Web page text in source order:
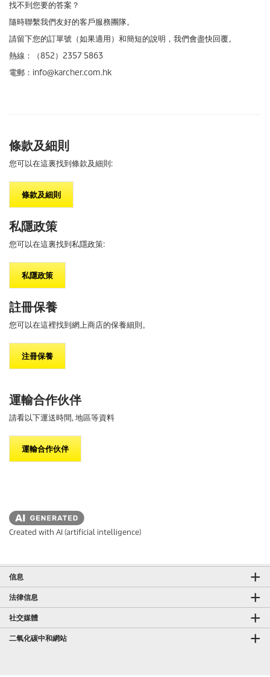
找不到您要的答案？
隨時聯繫我們友好的客戶服務團隊。
請留下您的訂單號（如果適用）和簡短的說明，我們會盡快回覆。
熱線：（852）2357 5863
電郵：info@karcher.com.hk
條款及細則
您可以在這裏找到條款及細則:
條款及細則
私隱政策
您可以在這裏找到私隱政策:
私隱政策
註冊保養
您可以在這裡找到網上商店的保養細則。
注冊保養
運輸合作伙伴
請看以下運送時間, 地區等資料
運輸合作伙伴
Created with AI (artificial intelligence)
信息
法律信息
社交媒體
二氧化碳中和網站